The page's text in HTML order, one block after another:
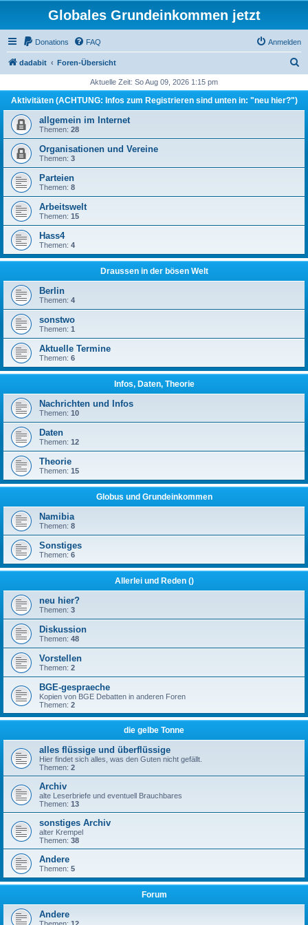
Globales Grundeinkommen jetzt
Donations FAQ Anmelden
dadabit Foren-Übersicht
h
Aktuelle Zeit: So Aug 09, 2026 1:15 pm
Aktivitäten (ACHTUNG: Infos zum Registrieren sind unten in: "neu hier?")
allgemein im Internet
Themen: 28
Organisationen und Vereine
Themen: 3
Parteien
Themen: 8
Arbeitswelt
Themen: 15
Hass4
Themen: 4
Draussen in der bösen Welt
Berlin
Themen: 4
sonstwo
Themen: 1
Aktuelle Termine
Themen: 6
Infos, Daten, Theorie
Nachrichten und Infos
Themen: 10
Daten
Themen: 12
Theorie
Themen: 15
Globus und Grundeinkommen
Namibia
Themen: 8
Sonstiges
Themen: 6
Allerlei und Reden ()
neu hier?
Themen: 3
Diskussion
Themen: 48
Vorstellen
Themen: 2
BGE-gespraeche
Kopien von BGE Debatten in anderen Foren
Themen: 2
die gelbe Tonne
alles flüssige und überflüssige
Hier findet sich alles, was den Guten nicht gefällt.
Themen: 2
Archiv
alte Leserbriefe und eventuell Brauchbares
Themen: 13
sonstiges Archiv
alter Krempel
Themen: 38
Andere
Themen: 5
Forum
Andere